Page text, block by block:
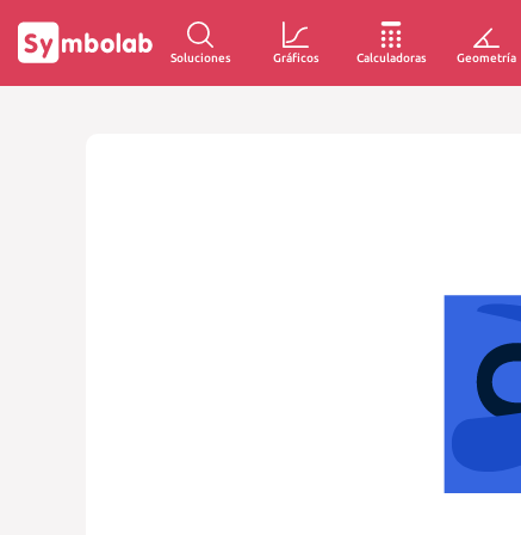
Soluciones Gráficos Calculadoras Geometría